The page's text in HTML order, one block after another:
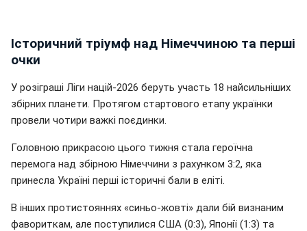
Історичний тріумф над Німеччиною та перші
очки
У розіграші Ліги націй-2026 беруть участь 18 найсильніших
збірних планети. Протягом стартового етапу українки
провели чотири важкі поєдинки.
Головною прикрасою цього тижня стала героїчна
перемога над збірною Німеччини з рахунком 3:2, яка
принесла Україні перші історичні бали в еліті.
В інших протистояннях «синьо-жовті» дали бій визнаним
фавориткам, але поступилися США (0:3), Японії (1:3) та